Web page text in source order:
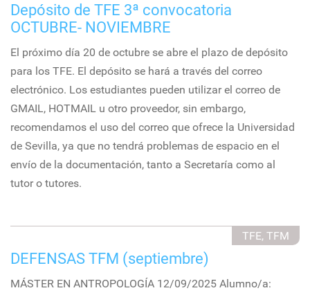
Depósito de TFE 3ª convocatoria
OCTUBRE- NOVIEMBRE
El próximo día 20 de octubre se abre el plazo de depósito
para los TFE. El depósito se hará a través del correo
electrónico. Los estudiantes pueden utilizar el correo de
GMAIL, HOTMAIL u otro proveedor, sin embargo,
recomendamos el uso del correo que ofrece la Universidad
de Sevilla, ya que no tendrá problemas de espacio en el
envío de la documentación, tanto a Secretaría como al
tutor o tutores.
TFE, TFM
DEFENSAS TFM (septiembre)
MÁSTER EN ANTROPOLOGÍA 12/09/2025 Alumno/a: